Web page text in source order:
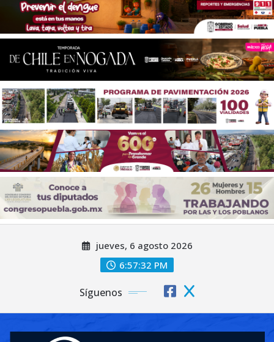
jueves, 6 agosto 2026
6:57:35 PM
Síguenos